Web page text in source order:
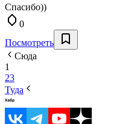
Спасибо))
0
Посмотреть
Сюда
1
23
Туда